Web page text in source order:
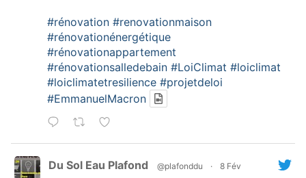
#rénovation #renovationmaison
#rénovationénergétique
#rénovationappartement
#rénovationsalledebain #LoiClimat #loiclimat
#loiclimatetresilience #projetdeloi
#EmmanuelMacron
Du Sol Eau Plafond @plafonddu · 8 Fév